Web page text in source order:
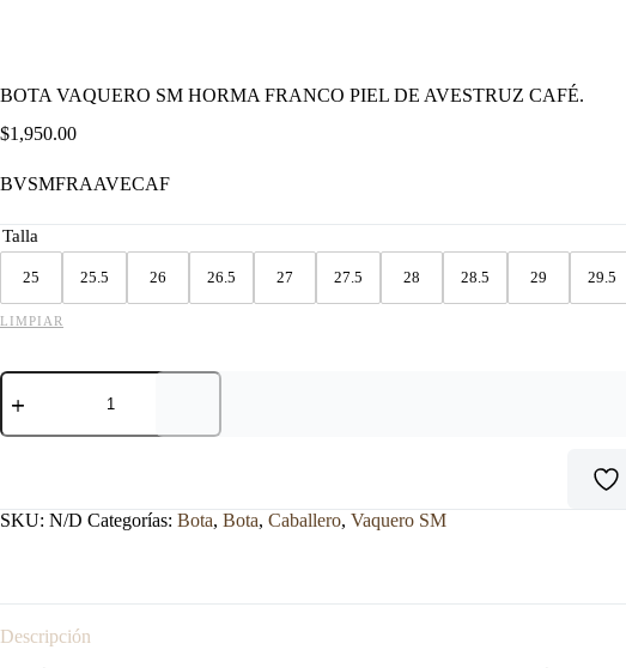
BOTA VAQUERO SM HORMA FRANCO PIEL DE AVESTRUZ CAFÉ.
$1,950.00
BVSMFRAAVECAF
Talla
25 25.5 26 26.5 27 27.5 28 28.5 29 29.5
LIMPIAR
BOTA
VAQUERO
HORMA
AVESTRUZ
SKU: N/D Categorías: Bota, Bota, Caballero, Vaquero SM
Descripción